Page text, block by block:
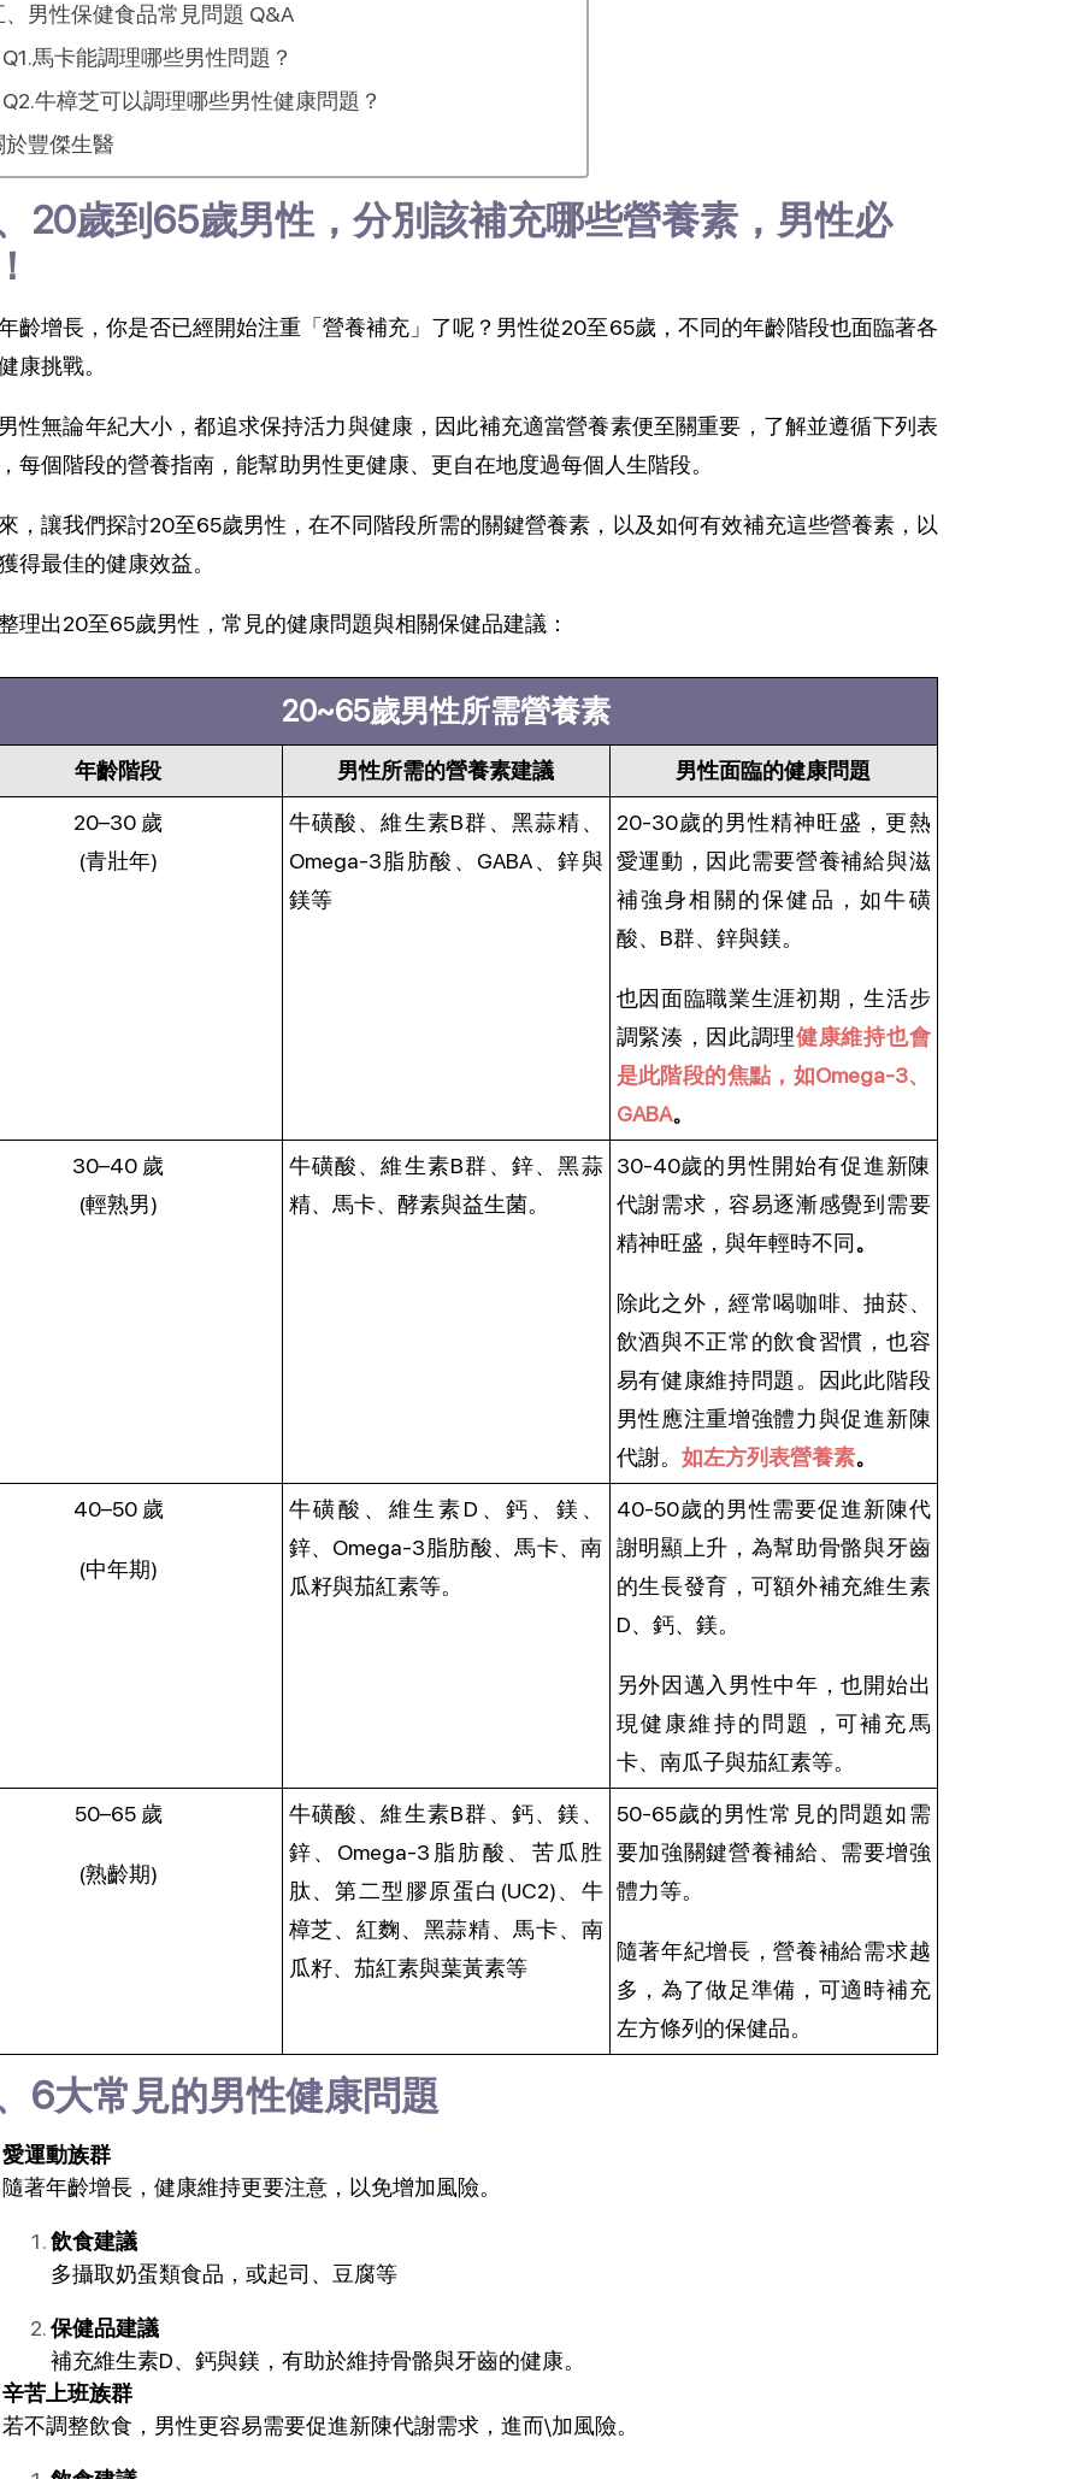
、男性保健食品常見問題 Q&A
Q1.馬卡能調理哪些男性問題？
Q2.牛樟芝可以調理哪些男性健康問題？
於豐傑生醫
20歲到65歲男性，分別該補充哪些營養素，男性必
齡增長，你是否已經開始注重「營養補充」了呢？男性從20至65歲，不同的年齡階段也面臨著各
康挑戰。
性無論年紀大小，都追求保持活力與健康，因此補充適當營養素便至關重要，了解並遵循下列表
每個階段的營養指南，能幫助男性更健康、更自在地度過每個人生階段。
，讓我們探討20至65歲男性，在不同階段所需的關鍵營養素，以及如何有效補充這些營養素，以
得最佳的健康效益。
理出20至65歲男性，常見的健康問題與相關保健品建議：
20~65歲男性所需營養素
年齡階段 男性所需的營養素建議 男性面臨的健康問題
20–30 歲
(青壯年)
牛磺酸、維生素B群、黑蒜精、
Omega-3脂肪酸、GABA、鋅與
鎂等
20-30歲的男性精神旺盛，更熱
愛運動，因此需要營養補給與滋
補強身相關的保健品，如牛磺
酸、B群、鋅與鎂。
也因面臨職業生涯初期，生活步
調緊湊，因此調理健康維持也會
是此階段的焦點，如Omega-3、
GABA。
30–40 歲
(輕熟男)
牛磺酸、維生素B群、鋅、黑蒜
精、馬卡、酵素與益生菌。
30-40歲的男性開始有促進新陳
代謝需求，容易逐漸感覺到需要
精神旺盛，與年輕時不同。
除此之外，經常喝咖啡、抽菸、
飲酒與不正常的飲食習慣，也容
易有健康維持問題。因此此階段
男性應注重增強體力與促進新陳
代謝。 如左方列表營養素。
40–50 歲
(中年期)
牛磺酸、維生素D、鈣、鎂、
鋅、Omega-3脂肪酸、馬卡、南
瓜籽與茄紅素等。
40-50歲的男性需要促進新陳代
謝明顯上升，為幫助骨骼與牙齒
的生長發育，可額外補充維生素
D、鈣、鎂。
另外因邁入男性中年，也開始出
現健康維持的問題，可補充馬
卡、南瓜子與茄紅素等。
50–65 歲
(熟齡期)
牛磺酸、維生素B群、鈣、鎂、
鋅、Omega-3脂肪酸、苦瓜胜
肽、第二型膠原蛋白(UC2)、牛
樟芝、紅麴、黑蒜精、馬卡、南
瓜籽、茄紅素與葉黃素等
50-65歲的男性常見的問題如需
要加強關鍵營養補給、需要增強
體力等。
隨著年紀增長，營養補給需求越
多，為了做足準備，可適時補充
左方條列的保健品。
6大常見的男性健康問題
愛運動族群
隨著年齡增長，健康維持更要注意，以免增加風險。
飲食建議
多攝取奶蛋類食品，或起司、豆腐等
保健品建議
補充維生素D、鈣與鎂，有助於維持骨骼與牙齒的健康。
辛苦上班族群
若不調整飲食，男性更容易需要促進新陳代謝需求，進而\加風險。